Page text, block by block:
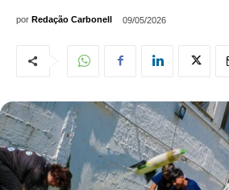
por Redação Carbonell 09/05/2026